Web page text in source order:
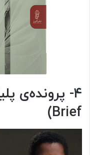
Brief)